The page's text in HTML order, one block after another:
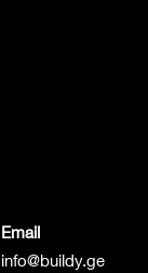
Email
info@buildy.ge